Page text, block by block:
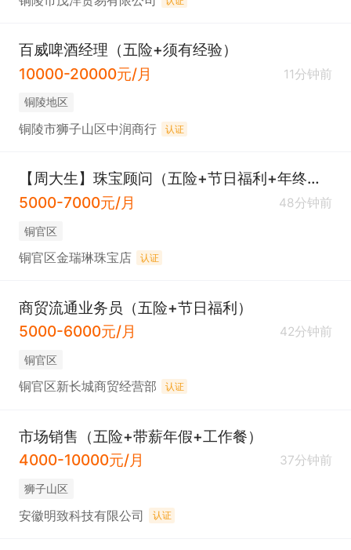
百威啤酒经理（五险+须有经验）
10000-20000元/月
11分钟前
铜陵地区
铜陵市狮子山区中润商行 认证
【周大生】珠宝顾问（五险+节日福利+年终奖）
5000-7000元/月
48分钟前
铜官区
铜官区金瑞琳珠宝店 认证
商贸流通业务员（五险+节日福利）
5000-6000元/月
42分钟前
铜官区
铜官区新长城商贸经营部 认证
市场销售（五险+带薪年假+工作餐）
4000-10000元/月
37分钟前
狮子山区
安徽明致科技有限公司 认证